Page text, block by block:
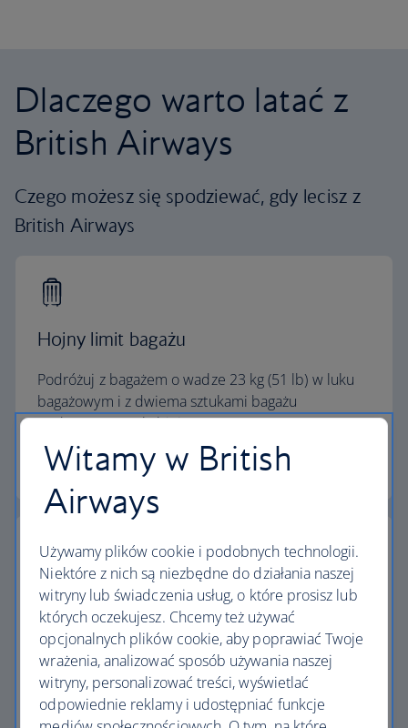
Dlaczego warto latać z
British Airways
Czego możesz się spodziewać, gdy lecisz z
British Airways
Hojny limit bagażu
Podróżuj z bagażem o wadze 23 kg (51 lb) w luku
bagażowym i z dwiema sztukami bagażu
podręcznego w kabinie.
Kalkulator limitu bagażu
Najwyższe standardy
Loty z British Airways to coś więcej niż podróż z
jednego miejsca do drugiego.
Odkryj udogodnienia
Witamy w British
Airways
Używamy plików cookie i podobnych technologii.
Niektóre z nich są niezbędne do działania naszej
witryny lub świadczenia usług, o które prosisz lub
których oczekujesz. Chcemy też używać
opcjonalnych plików cookie, aby poprawiać Twoje
wrażenia, analizować sposób używania naszej
witryny, personalizować treści, wyświetlać
odpowiednie reklamy i udostępniać funkcje